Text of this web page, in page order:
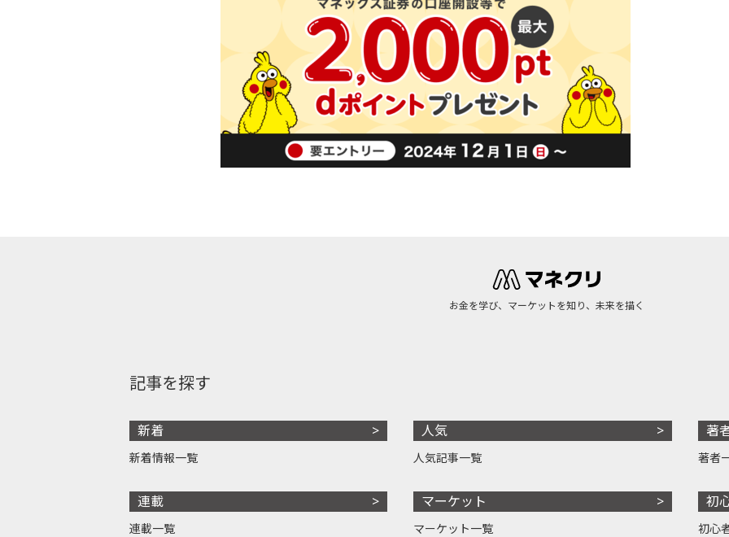
お金を学び、マーケットを知り、未来を描く
記事を探す
新着
新着情報一覧
連載
連載一覧
人気
人気記事一覧
マーケット
マーケット一覧
著
著者
初
初心